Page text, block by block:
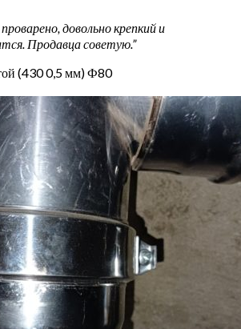
довольно крепкий и
Продавца советую.”
(430 0,5 мм) Ф80